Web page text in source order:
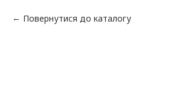
Повернутися до каталогу